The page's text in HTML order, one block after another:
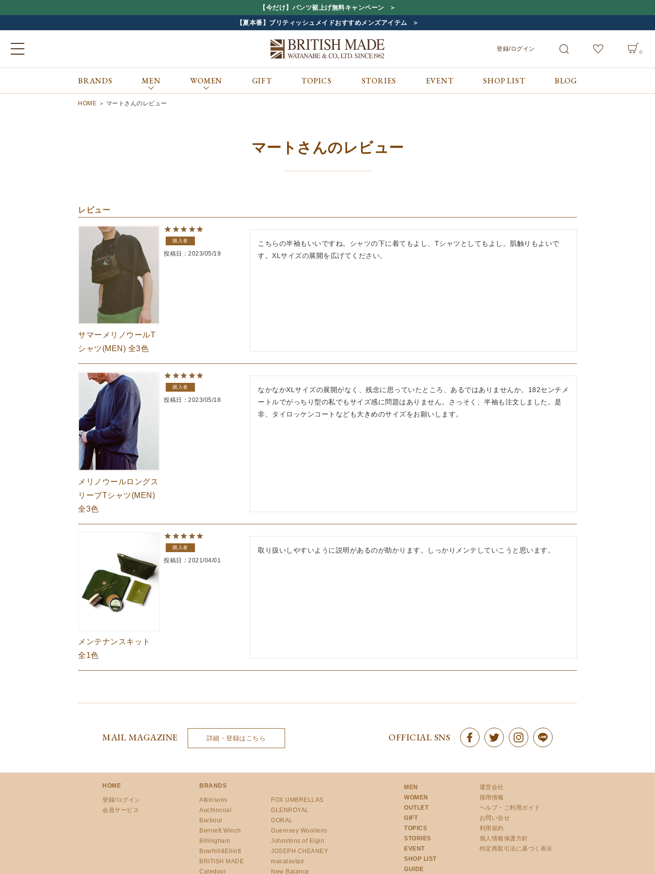
【今だけ】パンツ裾上げ無料キャンペーン
【夏本番】ブリティッシュメイドおすすめメンズアイテム
ブランドから探す
Clarks
DENTS
Drake’s
FOX UMBRELLAS
GLENROYAL
The Edinburgh
Natural Skincare
Zatchels
OUTLET
カテゴリから探す
ベルト・革小物
ケア用品
コンテンツをみる
BLOG
会員サービス
ご利用ガイド/お問合せ
登録/ログイン
ALL MEN WOMEN 検索
0
BRANDS MEN WOMEN GIFT TOPICS STORIES EVENT SHOP LIST BLOG
HOME マートさんのレビュー
マートさんのレビュー
サマーメリノウールT
シャツ(MEN) 全3色
購入者
投稿日 2023/05/19
こちらの半袖もいいですね。シャツの下に着てもよし、Tシャツとしてもよし。肌触りもよいで
す。XLサイズの展開を広げてください。
メリノウールロングス
リーブTシャツ(MEN)
全3色
購入者
投稿日 2023/05/18
なかなかXLサイズの展開がなく、残念に思っていたところ、あるではありませんか。182センチメ
ートルでがっちり型の私でもサイズ感に問題はありません。さっそく、半袖も注文しました。是
非、タイロッケンコートなども大きめのサイズをお願いします。
メンテナンスキット
全1色
購入者
投稿日 2021/04/01
取り扱いしやすいように説明があるのが助かります。しっかりメンテしていこうと思います。
MAIL MAGAZINE 詳細・登録はこちら OFFICIAL SNS
HOME
登録/ログイン
会員サービス
BRANDS
Atkinsons
Auchincoal
Barbour
Bennett Winch
Billingham
Bowhill&Elliott
BRITISH MADE
Caledoor
FOX UMBRELLAS
GLENROYAL
GORAL
Guernsey Woollens
Johnstons of Elgin
JOSEPH CHEANEY
macalastair
New Balance
MEN
WOMEN
OUTLET
GIFT
TOPICS
STORIES
EVENT
SHOP LIST
GUIDE
運営会社
採用情報
ヘルプ・ご利用ガイド
お問い合せ
利用規約
個人情報保護方針
特定商取引法に基づく表示